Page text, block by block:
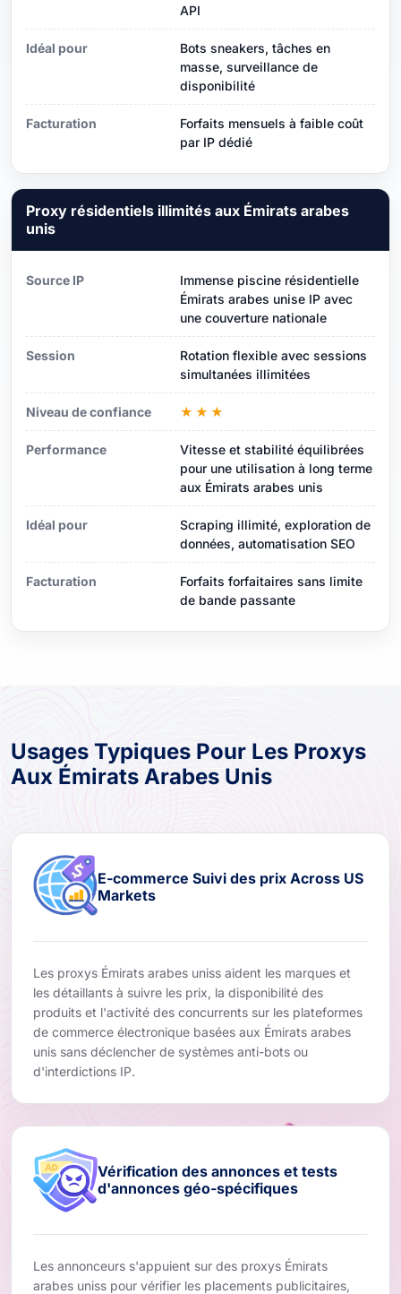
API
Idéal pour
Bots sneakers, tâches en
masse, surveillance de
disponibilité
Facturation
Forfaits mensuels à faible coût
par IP dédié
Proxy résidentiels illimités aux Émirats arabes
unis
Source IP
Immense piscine résidentielle
Émirats arabes unise IP avec
une couverture nationale
Session
Rotation flexible avec sessions
simultanées illimitées
Niveau de confiance ★★★
Performance
Vitesse et stabilité équilibrées
pour une utilisation à long terme
aux Émirats arabes unis
Idéal pour
Scraping illimité, exploration de
données, automatisation SEO
Facturation
Forfaits forfaitaires sans limite
de bande passante
Usages Typiques Pour Les Proxys
Aux Émirats Arabes Unis
E-commerce Suivi des prix Across US
Markets
Les proxys Émirats arabes uniss aident les marques et
les détaillants à suivre les prix, la disponibilité des
produits et l'activité des concurrents sur les plateformes
de commerce électronique basées aux Émirats arabes
unis sans déclencher de systèmes anti-bots ou
d'interdictions IP.
Vérification des annonces et tests
d'annonces géo-spécifiques
Les annonceurs s'appuient sur des proxys Émirats
arabes uniss pour vérifier les placements publicitaires,